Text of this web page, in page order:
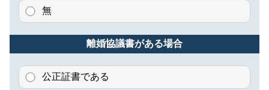
無
離婚協議書がある場合
公正証書である